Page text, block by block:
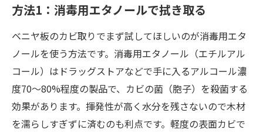
方法1：消毒用エタノールで拭き取る
ベニヤ板のカビ取りでまず試してほしいのが消毒用エタ
ノールを使う方法です。消毒用エタノール（エチルアル
コール）はドラッグストアなどで手に入るアルコール濃
度70〜80%程度の製品で、カビの菌（胞子）を殺菌する
効果があります。揮発性が高く水分を残さないので木材
を濡らしすぎずに済むのも利点です。軽度の表面カビで